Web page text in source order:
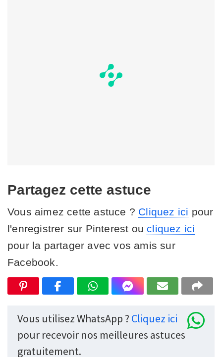
Partagez cette astuce
Vous aimez cette astuce ? Cliquez ici pour
l'enregistrer sur Pinterest ou cliquez ici
pour la partager avec vos amis sur
Facebook.
Vous utilisez WhatsApp ? Cliquez ici
pour recevoir nos meilleures astuces
gratuitement.